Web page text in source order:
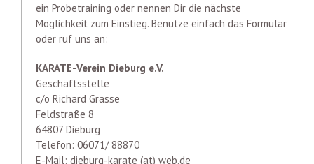
ein Probetraining oder nennen Dir die nächste
Möglichkeit zum Einstieg. Benutze einfach das Formular
oder ruf uns an:
KARATE-Verein Dieburg e.V.
Geschäftsstelle
c/o Richard Grasse
Feldstraße 8
64807 Dieburg
Telefon: 06071/ 88870
E-Mail: dieburg-karate (at) web.de